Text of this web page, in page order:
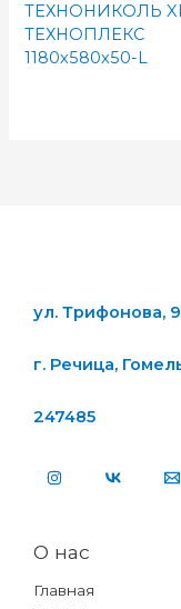
ТЕХНОНИКОЛЬ
ТЕХНОПЛЕКС
1180х580х50-L
ул. Трифонова,
г. Речица,
247485
О нас
Главная